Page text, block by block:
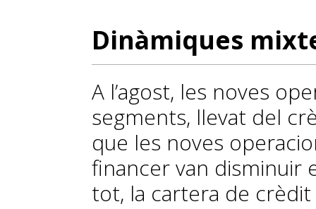
Dinàmiques
A l’agost, les noves
segments, llevat del
que les noves
financer van disminuir
tot, la cartera de crèdit